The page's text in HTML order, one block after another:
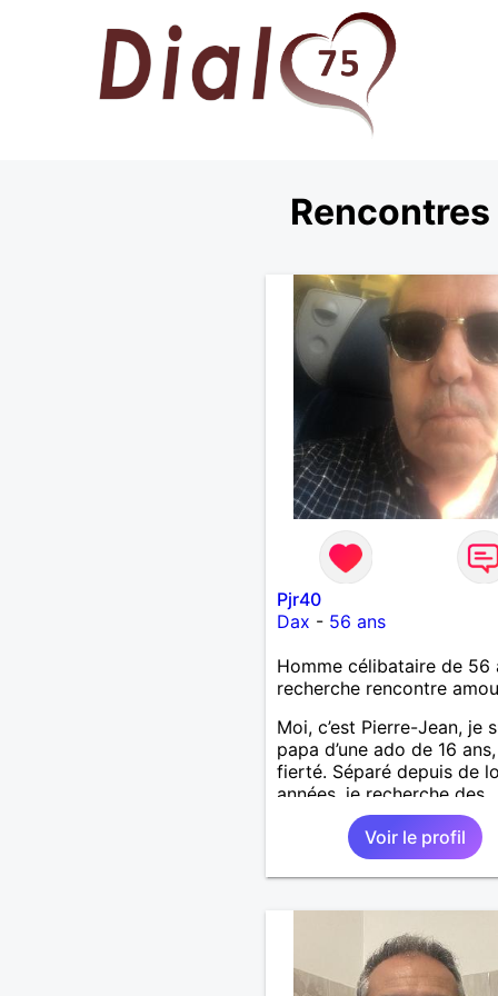
Pjr40
Dax - 56 ans
Homme célibataire de 56
recherche rencontre
Moi, c’est Pierre-Jean, je
papa d’une ado de 16
fierté. Séparé depuis de
années, je recherche des
affinités amicales afin de
rompre une solitude
difficile à gérer ainsi que
le vague à l’âme. L’amitié
des sentiments plus
« Le temps fera son
Voir le profil